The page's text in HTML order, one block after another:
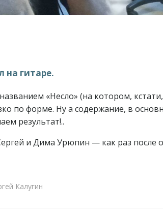
на гитаре.
«Несло» (на котором, кстати,
по форме. Ну а содержание, в
результат!..
и Дима Урюпин — как раз после
Калугин